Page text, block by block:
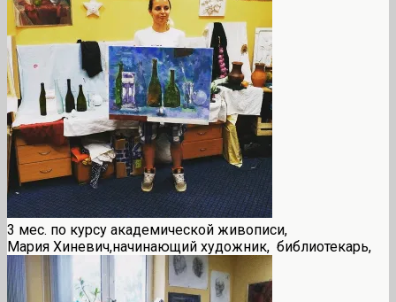
3 мес. по курсу академической живописи,
Мария Хиневич,начинающий художник, библиотекарь,